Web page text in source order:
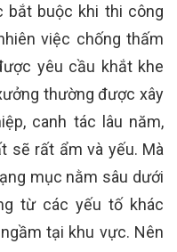
bắt buộc khi thi công
việc chống thấm
yêu cầu khắt khe
thường được xây
canh tác lâu năm,
sẽ rất ẩm và yếu. Mà
mục nằm sâu dưới
từ các yếu tố khác
tại khu vực. Nên